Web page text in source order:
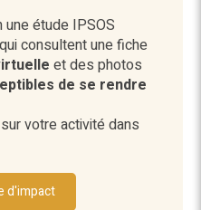
une étude IPSOS
consultent une fiche
et des photos
de se rendre
votre activité dans
d'impact